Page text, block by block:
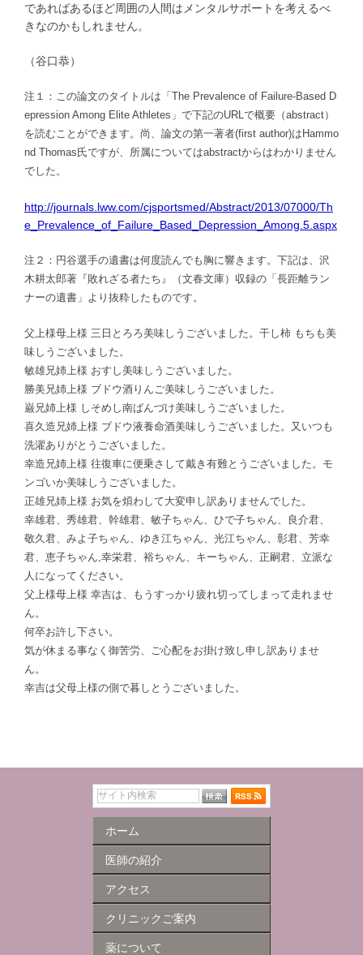
であればあるほど周囲の人間はメンタルサポートを考えるべ
きなのかもしれません。
（谷口恭）
注１：この論文のタイトルは「The Prevalence of Failure-Based D
epression Among Elite Athletes」で下記のURLで概要（abstract）
を読むことができます。尚、論文の第一著者(first author)はHammo
nd Thomas氏ですが、所属についてはabstractからはわかりません
でした。
http://journals.lww.com/cjsportsmed/Abstract/2013/07000/Th
e_Prevalence_of_Failure_Based_Depression_Among.5.aspx
注２：円谷選手の遺書は何度読んでも胸に響きます。下記は、沢
木耕太郎著『敗れざる者たち』（文春文庫）収録の「長距離ラン
ナーの遺書」より抜粋したものです。
父上様母上様 三日とろろ美味しうございました。干し柿 もちも美
味しうございました。
敏雄兄姉上様 おすし美味しうございました。
勝美兄姉上様 ブドウ酒りんご美味しうございました。
巌兄姉上様 しそめし南ばんづけ美味しうございました。
喜久造兄姉上様 ブドウ液養命酒美味しうございました。又いつも
洗濯ありがとうございました。
幸造兄姉上様 往復車に便乗さして戴き有難とうございました。モ
ンゴいか美味しうございました。
正雄兄姉上様 お気を煩わして大変申し訳ありませんでした。
幸雄君、秀雄君、幹雄君、敏子ちゃん、ひで子ちゃん、良介君、
敬久君、みよ子ちゃん、ゆき江ちゃん、光江ちゃん、彰君、芳幸
君、恵子ちゃん,幸栄君、裕ちゃん、キーちゃん、正嗣君、立派な
人になってください。
父上様母上様 幸吉は、もうすっかり疲れ切ってしまって走れませ
ん。
何卒お許し下さい。
気が休まる事なく御苦労、ご心配をお掛け致し申し訳ありませ
ん。
幸吉は父母上様の側で暮しとうございました。
ホーム
医師の紹介
アクセス
クリニックご案内
薬について